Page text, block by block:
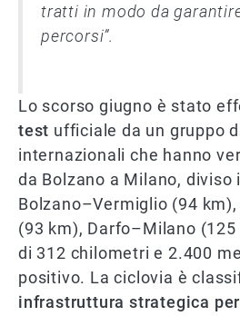
tratti in modo da
percorsi”.
Lo scorso giugno è stato
test ufficiale da un gruppo
internazionali che hanno
da Bolzano a Milano, diviso
Bolzano–Vermiglio (94
(93 km), Darfo–Milano
di 312 chilometri e 2.400
positivo. La ciclovia è
infrastruttura strategica